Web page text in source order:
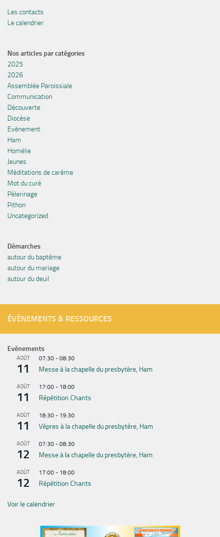
Les contacts
Le calendrier
Nos articles par catégories
2025
2026
Assemblée Paroissiale
Communication
Découverte
Diocèse
Evènement
Ham
Homélie
Jeunes
Méditations de carême
Mot du curé
Pèlerinage
Pithon
Uncategorized
Démarches
autour du baptême
autour du mariage
autour du deuil
ÉVÈNEMENTS & RESSOURCES
Evènements
AOÛT
11
07:30 - 08:30
Messe à la chapelle du presbytère, Ham
AOÛT
11
17:00 - 18:00
Répétition Chants
AOÛT
11
18:30 - 19:30
Vêpres à la chapelle du presbytère, Ham
AOÛT
12
07:30 - 08:30
Messe à la chapelle du presbytère, Ham
AOÛT
12
17:00 - 18:00
Répétition Chants
Voir le calendrier